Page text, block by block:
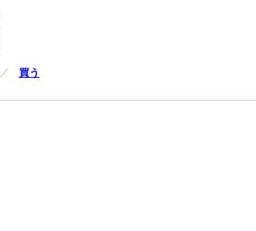
買う